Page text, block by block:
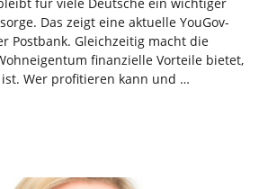
Das zeigt eine aktuelle YouGov-
Postbank. Gleichzeitig macht die
finanzielle Vorteile bietet,
Wer profitieren kann und …